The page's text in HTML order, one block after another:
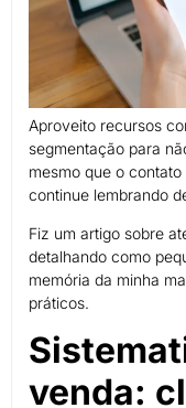
Aproveito recursos
segmentação para
mesmo que o
continue lembrando
Fiz um artigo sobre
detalhando como
memória da minha
práticos.
venda: